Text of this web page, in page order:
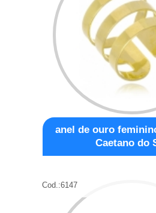
anel de ouro
Caetano do
Cod.:6147